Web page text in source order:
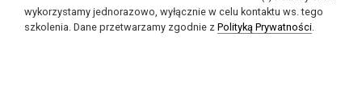
wykorzystamy jednorazowo, wyłącznie w celu kontaktu ws. tego
szkolenia. Dane przetwarzamy zgodnie z Polityką Prywatności